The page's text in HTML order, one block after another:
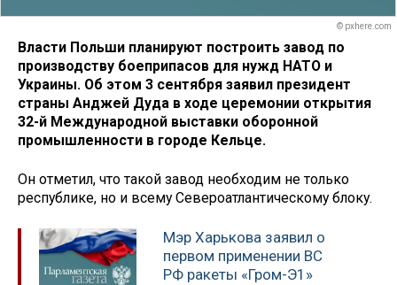
© pxhere.com
Власти Польши планируют построить завод по
производству боеприпасов для нужд НАТО и
Украины. Об этом 3 сентября заявил президент
страны Анджей Дуда в ходе церемонии открытия
32-й Международной выставки оборонной
промышленности в городе Кельце.
Он отметил, что такой завод необходим не только
республике, но и всему Североатлантическому блоку.
Мэр Харькова заявил о
первом применении ВС
РФ ракеты «Гром-Э1»